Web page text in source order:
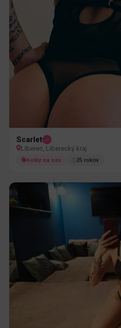
Scarlet
Liberec, Liberecký kraj
holky na sex 25 rokov